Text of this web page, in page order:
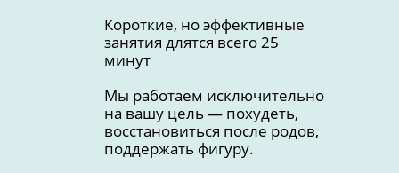
Короткие, но эффективные
занятия длятся всего 25
минут
Мы работаем исключительно
на вашу цель — похудеть,
восстановиться после родов,
поддержать фигуру.